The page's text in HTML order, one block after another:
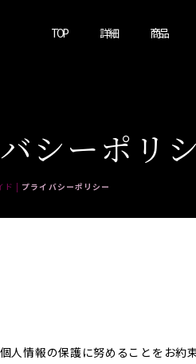
TOP 詳細 商品
シーポリ
ド | プライバシーポリシー
情報の保護に努めることをお約束